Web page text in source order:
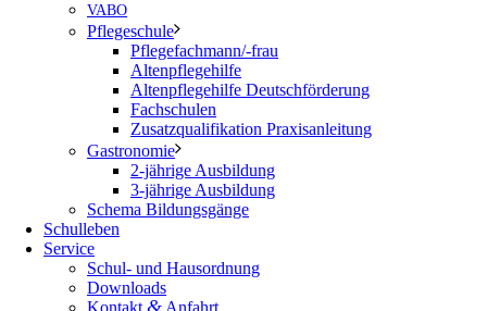
VABO
Pflegeschule
Pflegefachmann/-frau
Altenpflegehilfe
Altenpflegehilfe Deutschförderung
Fachschulen
Zusatzqualifikation Praxisanleitung
Gastronomie
2-jährige Ausbildung
3-jährige Ausbildung
Schema Bildungsgänge
Schulleben
Service
Schul- und Hausordnung
Downloads
Kontakt & Anfahrt